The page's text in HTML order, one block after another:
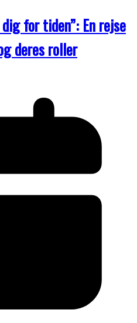
for tiden”: En rejse
deres roller